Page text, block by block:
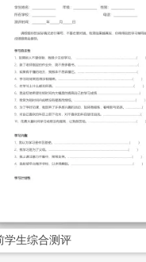
学生综合测评
立即下载